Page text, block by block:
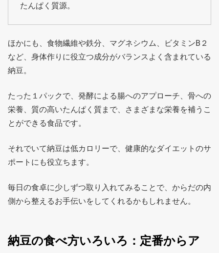
たんぱく質源。
ほかにも、食物繊維や鉄分、マグネシウム、ビタミンB２
など、身体作りに役立つ成分がバランスよく含まれている
納豆。
たった１パックで、発酵による腸へのアプローチ、骨への
栄養、質の高いたんぱく質まで、さまざまな栄養を補うこ
とができる食品です。
それでいて納豆は低カロリーで、健康的なダイエットのサ
ポートにも役立ちます。
毎日の食卓に少しずつ取り入れてみることで、からだの内
側から整えるお手伝いをしてくれるかもしれません。
納豆の食べ方いろいろ：定番からア